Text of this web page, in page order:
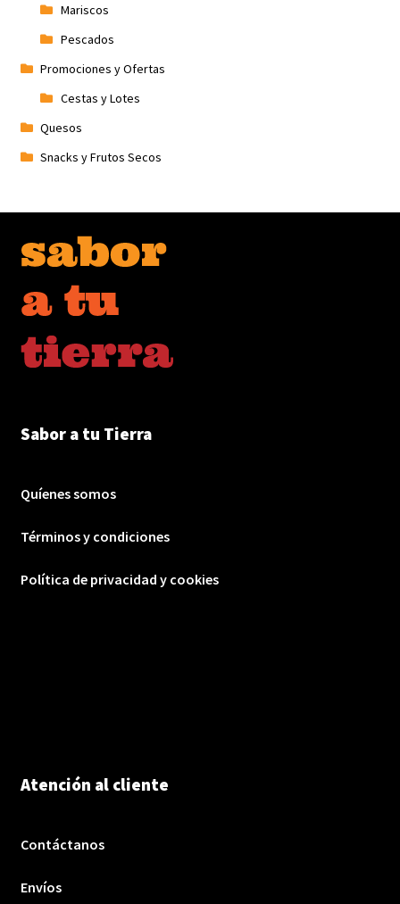
Mariscos
Pescados
Promociones y Ofertas
Cestas y Lotes
Quesos
Snacks y Frutos Secos
Sabor a tu Tierra
Quíenes somos
Términos y condiciones
Política de privacidad y cookies
Atención al cliente
Contáctanos
Envíos